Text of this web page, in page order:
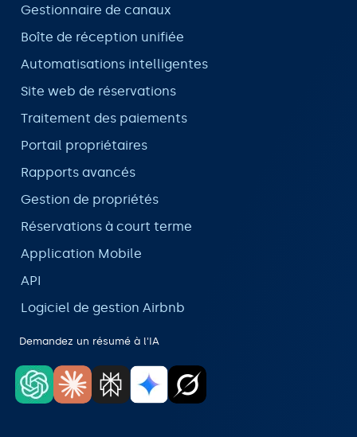
Gestionnaire de canaux
Boîte de réception unifiée
Automatisations intelligentes
Site web de réservations
Traitement des paiements
Portail propriétaires
Rapports avancés
Gestion de propriétés
Réservations à court terme
Application Mobile
API
Logiciel de gestion Airbnb
Demandez un résumé à l'IA